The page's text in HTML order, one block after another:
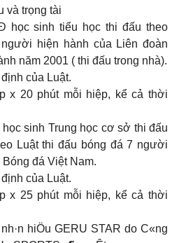
và trọng tài
học sinh tiểu học thi đấu theo
hiện hành của Liên đoàn
năm 2001 ( thi đấu trong nhà).
của Luật.
x 20 phút mỗi hiệp, kể cả thời
sinh Trung học cơ sở thi đấu
Luật thi đấu bóng đá 7 người
đá Việt Nam.
của Luật.
x 25 phút mỗi hiệp, kể cả thời
hiÖu GERU STAR do C«ng